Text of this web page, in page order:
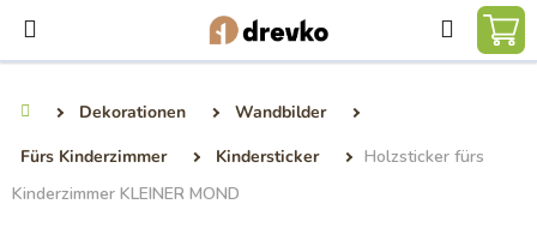
Inhalt
springen
Suchen
Dekorationen
Wandbilder
Fürs Kinderzimmer
Kindersticker
Holzsticker fürs
Kinderzimmer KLEINER MOND